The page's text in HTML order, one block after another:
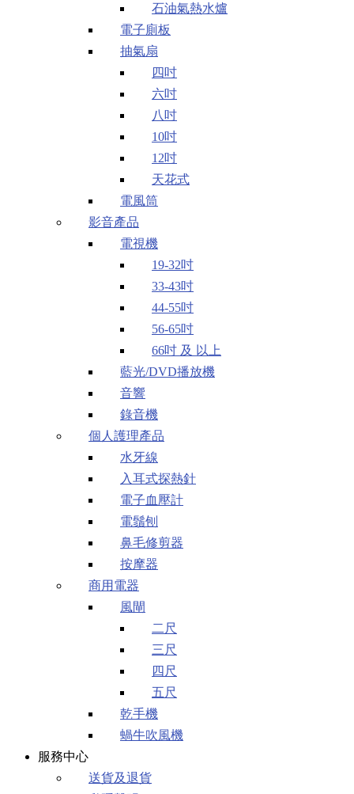
石油氣熱水爐
電子廁板
抽氣扇
四吋
六吋
八吋
10吋
12吋
天花式
電風筒
影音產品
電視機
19-32吋
33-43吋
44-55吋
56-65吋
66吋 及 以上
藍光/DVD播放機
音響
錄音機
個人護理產品
水牙線
入耳式探熱針
電子血壓計
電鬚刨
鼻毛修剪器
按摩器
商用電器
風閘
二尺
三尺
四尺
五尺
乾手機
蝸牛吹風機
服務中心
送貨及退貨